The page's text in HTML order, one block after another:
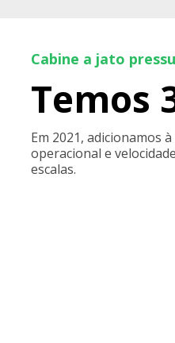
Cabine a jato
Temos
Em 2021, adicionamos
operacional e
escalas.